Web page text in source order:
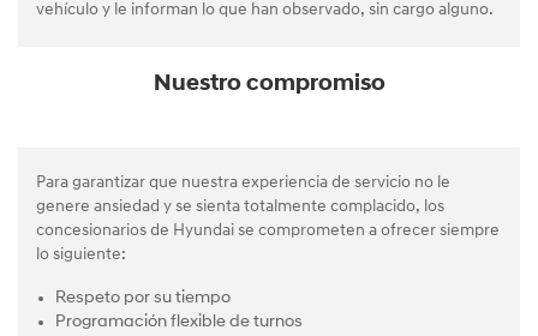
vehículo y le informan lo que han observado, sin cargo alguno.
Nuestro compromiso
Para garantizar que nuestra experiencia de servicio no le
genere ansiedad y se sienta totalmente complacido, los
concesionarios de Hyundai se comprometen a ofrecer siempre
lo siguiente:
Respeto por su tiempo
Programación flexible de turnos